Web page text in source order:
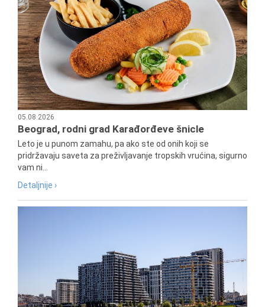
05.08.2026
Beograd, rodni grad Karađorđeve šnicle
Leto je u punom zamahu, pa ako ste od onih koji se
pridržavaju saveta za preživljavanje tropskih vrućina, sigurno
vam ni...
Detaljnije ›